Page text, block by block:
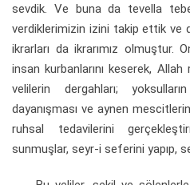
sevdik. Ve buna da tevella
verdiklerimizin izini takip ettik ve
ikrarları da ikrarımız olmuştur.
insan kurbanlarını keserek, Allah
velilerin dergahları;
dayanışması ve aynen
ruhsal tedavilerini
sunmuşlar, seyr-i seferini yapıp,